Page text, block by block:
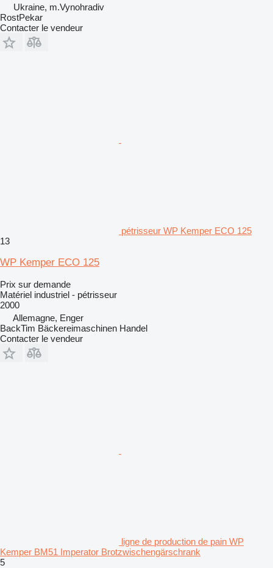
Ukraine, m.Vynohradiv
RostPekar
Contacter le vendeur
pétrisseur WP Kemper ECO 125
13
WP Kemper ECO 125
Prix sur demande
Matériel industriel - pétrisseur
2000
Allemagne, Enger
BackTim Bäckereimaschinen Handel
Contacter le vendeur
ligne de production de pain WP
Kemper BM51 Imperator Brotzwischengärschrank
5